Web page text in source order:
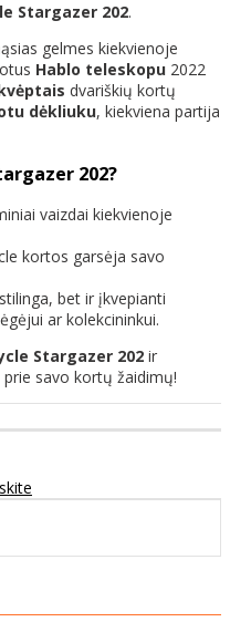
Stargazer 202.
gelmes kiekvienoje
Hablo teleskopu 2022
dvariškių kortų
dėkliuku, kiekviena partija
202?
vaizdai kiekvienoje
kortos garsėja savo
bet ir įkvepianti
ar kolekcininkui.
Stargazer 202 ir
savo kortų žaidimų!